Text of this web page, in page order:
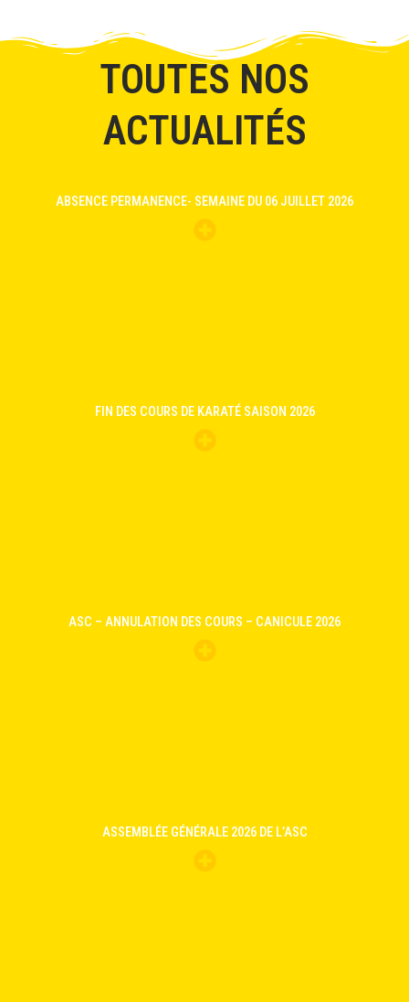
TOUTES NOS
ACTUALITÉS
ABSENCE PERMANENCE- SEMAINE DU 06 JUILLET 2026
FIN DES COURS DE KARATÉ SAISON 2026
ASC – ANNULATION DES COURS – CANICULE 2026
ASSEMBLÉE GÉNÉRALE 2026 DE L’ASC